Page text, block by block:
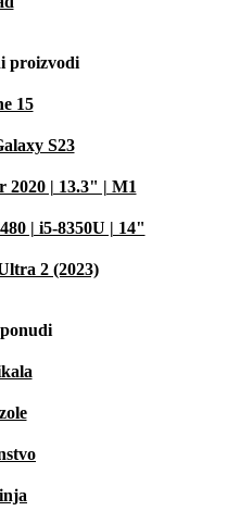
proizvodi
15
S23
2020 | 13.3" | M1
| i5-8350U | 14"
2 (2023)